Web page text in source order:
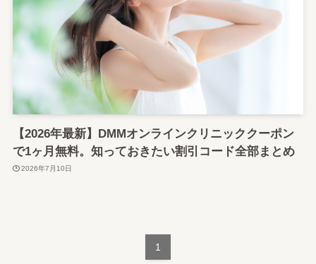
【2026年最新】DMMオンラインクリニッククーポン
で1ヶ月無料。知っておきたい割引コード全部まとめ
2026年7月10日
1